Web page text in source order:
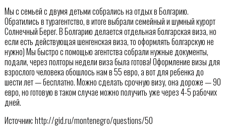
Мы с семьей с двумя детьми собрались на отдых в Болгарию.
Обратились в турагентство, в итоге выбрали семейный и шумный курорт
Солнечный Берег. В Болгарию делается отдельная болгарская виза, но
если есть действующая шенгенская виза, то оформлять болгарскую не
нужно) Мы быстро с помощью агентства собрали нужные документы,
подали, через полторы недели виза была готова! Оформление визы для
взрослого человека обошлось нам в 55 евро, а вот для ребенка до
шести лет — бесплатно. Можно сделать срочную визу, она дороже — 90
евро, но готовую в таком случае можно получить уже через 4-5 рабочих
дней.
Источник: http://gid.ru/montenegro/questions/50